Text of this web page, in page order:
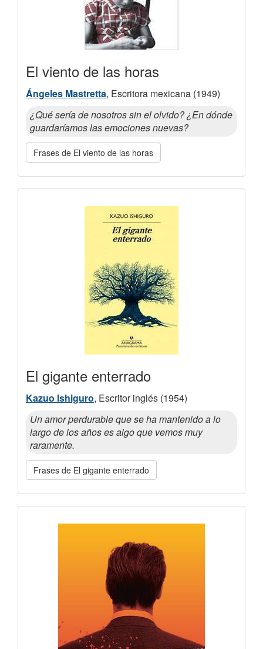
El viento de las horas
Ángeles Mastretta, Escritora mexicana (1949)
¿Qué sería de nosotros sin el olvido? ¿En dónde
guardaríamos las emociones nuevas?
Frases de El viento de las horas
El gigante enterrado
Kazuo Ishiguro, Escritor inglés (1954)
Un amor perdurable que se ha mantenido a lo
largo de los años es algo que vemos muy
raramente.
Frases de El gigante enterrado